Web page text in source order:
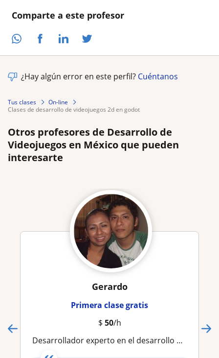
Comparte a este profesor
¿Hay algún error en este perfil? Cuéntanos
Tus clases
On-line
clases de desarrollo de videojuegos 2d en godot
Otros profesores de Desarrollo de
Videojuegos en México que pueden
interesarte
Gerardo
Primera clase gratis
$ 50/h
Desarrollador experto en el desarrollo de videojuegos en 2D y 3D con Godot